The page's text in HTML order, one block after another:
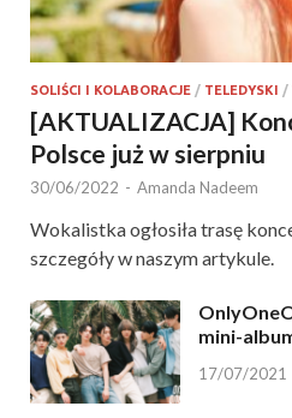
SOLIŚCI I KOLABORACJE / TELEDYSKI /
[AKTUALIZACJA]
Polsce już w sierpniu
30/06/2022 - Amanda Nadeem
Wokalistka ogłosiła trasę
szczegóły w naszym artykule.
mini-
17/07/2021